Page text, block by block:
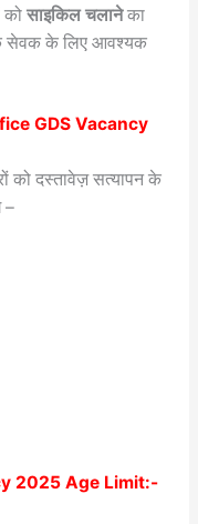
साइकिल चलानेका
सेवक के लिए आवश्यक
GDS Vacancy
को दस्तावेज़ सत्यापन के
–
2025 Age Limit:-